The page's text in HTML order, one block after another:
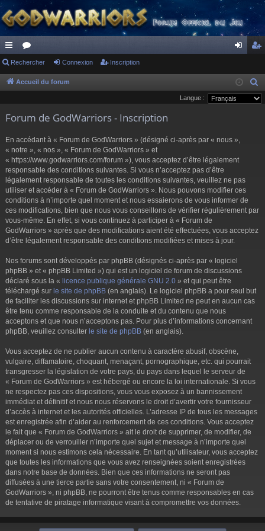
ac
co
ci
or
u
s
ne cri
pti
Rechercher Connexion Inscription
Accueil du forum
e
Langue :
Forum de GodWarriors - Inscription
En accédant à « Forum de GodWarriors » (désigné ci-après par « nous »,
« notre », « nos », « Forum de GodWarriors » et
« https://www.godwarriors.com/forum »), vous acceptez d’être légalement
responsable des conditions suivantes. Si vous n’acceptez pas d’être
légalement responsable de toutes les conditions suivantes, veuillez ne pas
utiliser et accéder à « Forum de GodWarriors ». Nous pouvons modifier ces
conditions à n’importe quel moment et nous essaierons de vous informer de
ces modifications, bien que nous vous conseillons de vérifier régulièrement par
vous-même. En effet, si vous continuez à participer à « Forum de
GodWarriors » après que des modifications aient été effectuées, vous acceptez
d’être légalement responsable des conditions modifiées et mises à jour.
Nos forums sont développés par phpBB (désignés ci-après par « logiciel
phpBB » et « phpBB Limited ») qui est un logiciel de forum de discussions
déclaré sous la « licence publique générale GNU 2.0 » et qui peut être
téléchargé sur le site de phpBB (en anglais). Le logiciel phpBB a pour seul but
de faciliter les discussions sur internet et phpBB Limited ne peut en aucun cas
être tenu comme responsable de la conduite et du contenu que nous
acceptons et que nous n’acceptons pas. Pour plus d’informations concernant
phpBB, veuillez consulter le site de phpBB (en anglais).
Vous acceptez de ne publier aucun contenu à caractère abusif, obscène,
vulgaire, diffamatoire, choquant, menaçant, pornographique, etc. qui pourrait
transgresser la législation de votre pays, du pays dans lequel le serveur de
« Forum de GodWarriors » est hébergé ou encore la loi internationale. Si vous
ne respectez pas ces dispositions, vous vous exposez à un bannissement
immédiat et définitif et nous nous réservons le droit d’avertir votre fournisseur
d’accès à internet et les autorités officielles. L’adresse IP de tous les messages
est enregistrée afin d’aider au renforcement de ces conditions. Vous acceptez
le fait que « Forum de GodWarriors » ait le droit de supprimer, de modifier, de
déplacer ou de verrouiller n’importe quel sujet et message à n’importe quel
moment si nous estimons cela nécessaire. En tant qu’utilisateur, vous acceptez
que toutes les informations que vous avez renseignées soient enregistrées
dans notre base de données. Bien que ces informations ne seront pas
diffusées à une tierce partie sans votre consentement, ni « Forum de
GodWarriors », ni phpBB, ne pourront être tenus comme responsables en cas
de tentative de piratage informatique visant à compromettre vos données.